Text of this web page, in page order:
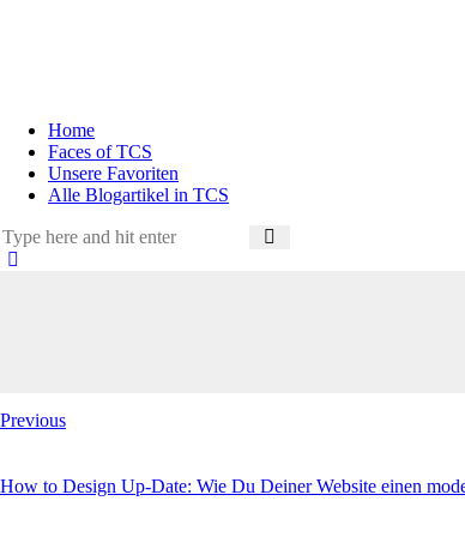
Home
Faces of TCS
Unsere Favoriten
Alle Blogartikel in TCS
Previous
How to Design Up-Date: Wie Du Deiner Website einen